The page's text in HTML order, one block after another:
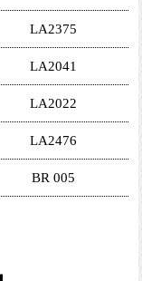
LA2375
LA2041
LA2022
LA2476
BR 005